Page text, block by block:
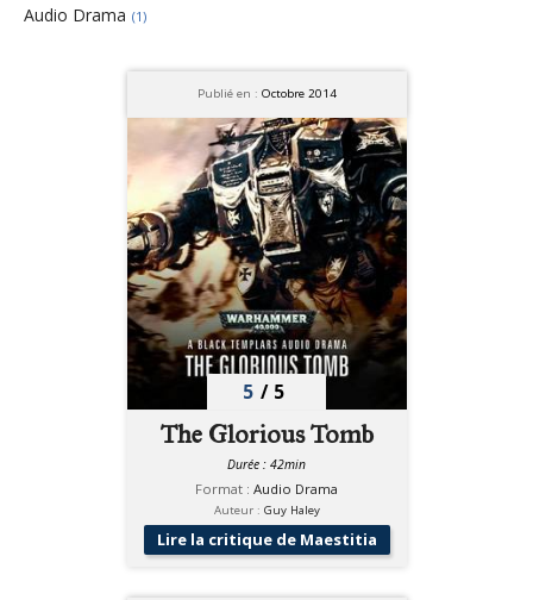
Audio Drama (1)
Publié en : Octobre 2014
5 / 5
The Glorious Tomb
Durée : 42min
Format : Audio Drama
Auteur : Guy Haley
Lire la critique de Maestitia